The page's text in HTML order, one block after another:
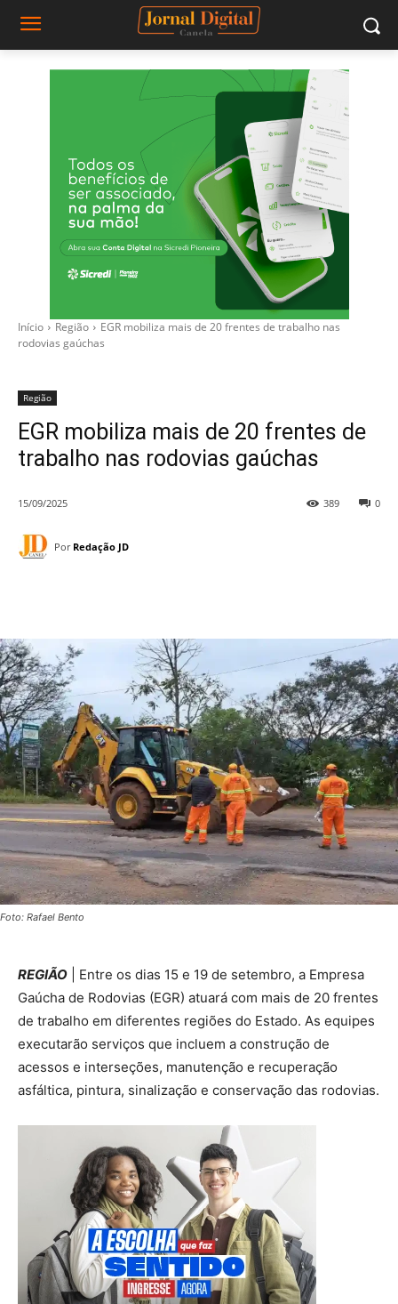
Início Região
EGR mobiliza mais de 20 frentes de trabalho nas
rodovias gaúchas
Região
EGR mobiliza mais de 20 frentes de
trabalho nas rodovias gaúchas
15/09/2025 0
389
Por Redação JD
Foto: Rafael Bento
REGIÃO | Entre os dias 15 e 19 de setembro, a Empresa
Gaúcha de Rodovias (EGR) atuará com mais de 20 frentes
de trabalho em diferentes regiões do Estado. As equipes
executarão serviços que incluem a construção de
acessos e interseções, manutenção e recuperação
asfáltica, pintura, sinalização e conservação das rodovias.